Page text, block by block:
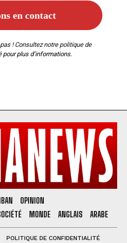
! Consultez notre politique de
pour plus d’informations.
OPINION
MONDE ANGLAIS ARABE
POLITIQUE DE CONFIDENTIALITÉ